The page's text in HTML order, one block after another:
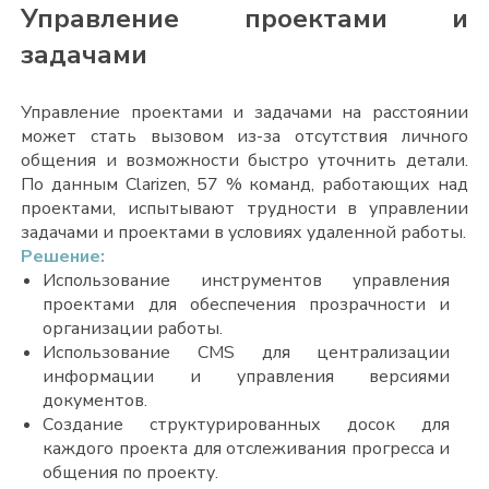
Управление проектами и
задачами
Управление проектами и задачами на расстоянии
может стать вызовом из-за отсутствия личного
общения и возможности быстро уточнить детали.
По данным Clarizen, 57 % команд, работающих над
проектами, испытывают трудности в управлении
задачами и проектами в условиях удаленной работы.
Решение:
Использование инструментов управления
проектами для обеспечения прозрачности и
организации работы.
Использование CMS для централизации
информации и управления версиями
документов.
Создание структурированных досок для
каждого проекта для отслеживания прогресса и
общения по проекту.